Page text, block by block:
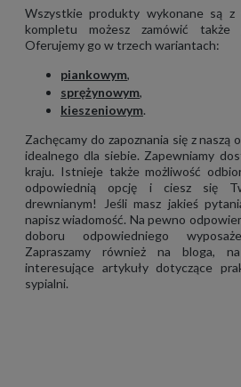
Wszystkie produkty wykonane są z
kompletu możesz zamówić także
Oferujemy go w trzech wariantach:
piankowym,
sprężynowym,
kieszeniowym.
Zachęcamy do zapoznania się z
idealnego dla siebie. Zapewniamy
kraju. Istnieje także możliwość
odpowiednią opcję i ciesz się
drewnianym! Jeśli masz jakieś
napisz wiadomość. Na pewno
doboru odpowiedniego
Zapraszamy również na bloga,
interesujące artykuły dotyczące
sypialni.